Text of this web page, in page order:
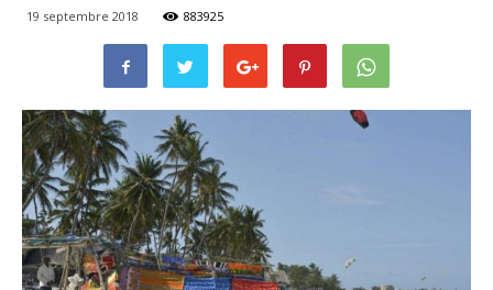
19 septembre 2018 883925